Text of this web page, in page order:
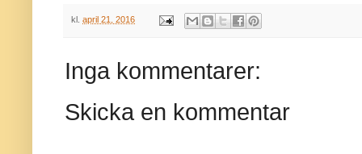
kl. april 21, 2016
Inga kommentarer:
Skicka en kommentar